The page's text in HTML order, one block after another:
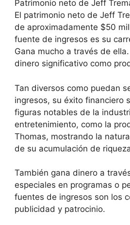
Patrimonio neto de Jeff
El patrimonio neto de Jeff
de aproximadamente $50
fuente de ingresos es su
Gana mucho a través de
dinero significativo como
Tan diversos como puedan
ingresos, su éxito financiero
figuras notables de la
entretenimiento, como la
Thomas, mostrando la
de su acumulación de
También gana dinero a
especiales en programas o
fuentes de ingresos son los
publicidad y patrocinio.